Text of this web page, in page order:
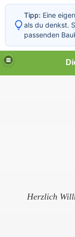
Herzlich
Tipp: Eine
als du denkst.
passenden